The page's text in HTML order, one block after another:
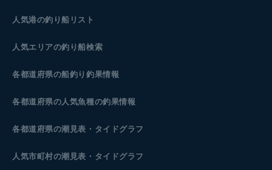
人気港の釣り船リスト
人気エリアの釣り船検索
各都道府県の船釣り釣果情報
各都道府県の人気魚種の釣果情報
各都道府県の潮見表 ・タイドグラフ
人気市町村の潮見表・タイドグラフ